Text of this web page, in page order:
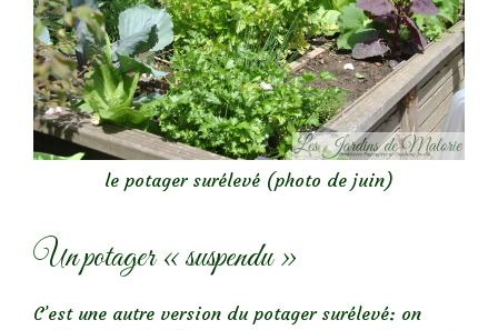
le potager surélevé (photo de juin)
Un potager « suspendu »
C’est une autre version du potager surélevé: on